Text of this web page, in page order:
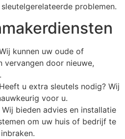
problemen.
kunnen uw oude of
vervangen door nieuwe,
u extra sleutels nodig? Wij
voor u.
bieden advies en installatie
om uw huis of bedrijf te